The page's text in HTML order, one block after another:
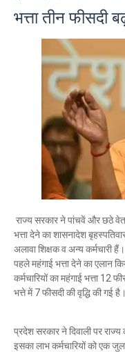
भत्ता तीन फीसदी
राज्य सरकार ने पांचवें और छठे
भत्ता देने का शासनादेश
अलावा शिक्षक व अन्य कर्मचारी
पहले महंगाई भत्ता देने का एलान
कर्मचारियों का महंगाई भत्ता 12
भत्ते में 7 फीसदी की वृद्धि की गई है।
प्रदेश सरकार ने दिवाली पर राज्य
इसका लाभ कर्मचारियों को एक